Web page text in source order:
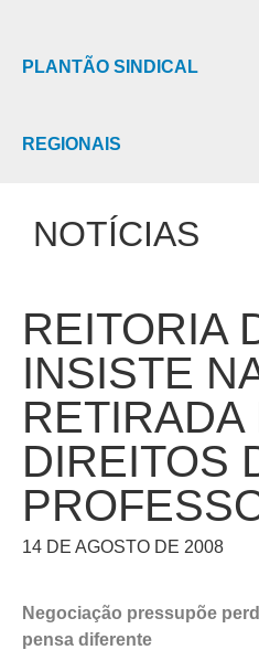
PLANTÃO SINDICAL
REGIONAIS
NOTÍCIAS
REITORIA
INSISTE
RETIRADA
DIREITOS
14 DE AGOSTO DE 2008
Negociação pressupõe
pensa diferente